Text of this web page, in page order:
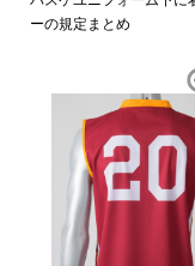
ーの規定まとめ